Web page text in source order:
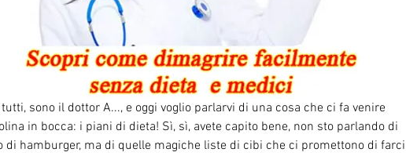
tutti, sono il dottor A..., e oggi voglio parlarvi di una cosa che ci fa venire
in bocca: i piani di dieta! Sì, sì, avete capito bene, non sto parlando di
di hamburger, ma di quelle magiche liste di cibi che ci promettono di farci